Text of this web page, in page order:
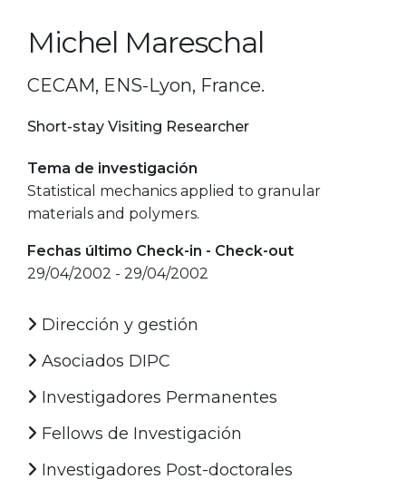
Michel Mareschal
CECAM, ENS-Lyon, France.
Short-stay Visiting Researcher
Tema de investigación
Statistical mechanics applied to granular
materials and polymers.
Fechas último Check-in - Check-out
29/04/2002 - 29/04/2002
Dirección y gestión
Asociados DIPC
Investigadores Permanentes
Fellows de Investigación
Investigadores Post-doctorales